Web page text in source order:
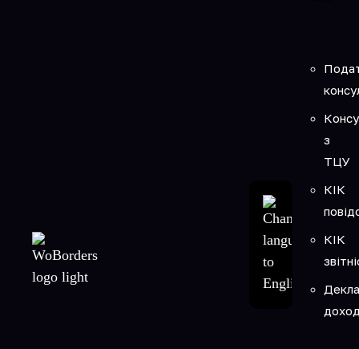
з
ТЦУ
КІК
КІК